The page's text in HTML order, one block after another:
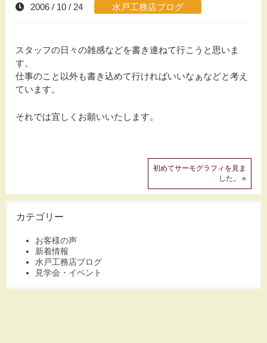
2006 / 10 / 24 水戸工務店ブログ
スタッフの日々の雑感などを書き連ねて行こうと思いま
す。
仕事のこと以外も書き込めて行ければいいなぁなどと考え
ています。
それでは宜しくお願いいたします。
初めてサーモグラフィを見ま
した。 »
カテゴリー
お客様の声
新着情報
水戸工務店ブログ
見学会・イベント